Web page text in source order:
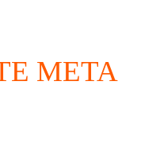
ΜΕΤΆ